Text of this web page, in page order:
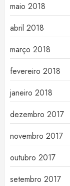
maio 2018
abril 2018
março 2018
fevereiro 2018
janeiro 2018
dezembro 2017
novembro 2017
outubro 2017
setembro 2017